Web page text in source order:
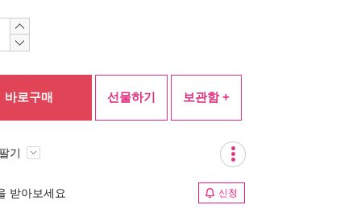
바로구매 선물하기 보관함 +
기
받아보세요 신청